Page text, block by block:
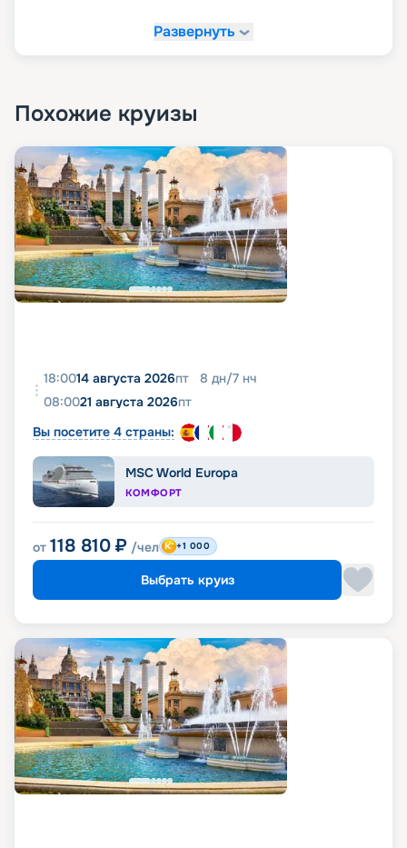
Развернуть
Похожие круизы
18:0014 августа 2026пт 8 дн/7 нч
08:0021 августа 2026пт
Вы посетите 4 страны:
MSC World Europa
КОМФОРТ
от 118 810 ₽ /чел +1 000
Выбрать круиз